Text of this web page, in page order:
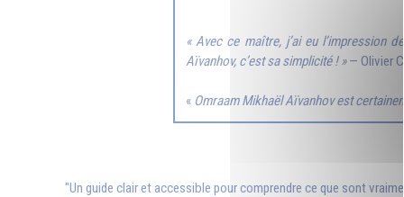
« Avec ce maître, j’ai eu l’impression
Aïvanhov, c’est sa simplicité ! »— Olivier
« Omraam Mikhaël Aïvanhov est
"Un guide clair et accessible pour comprendre ce que sont